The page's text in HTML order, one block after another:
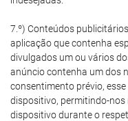
7.º) Conteúdos
aplicação que contenha
divulgados um ou vários
anúncio contenha um dos
consentimento prévio,
dispositivo, permitindo-nos
dispositivo durante o